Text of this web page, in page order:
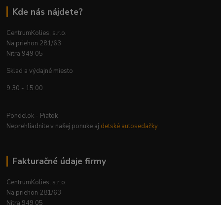
Kde nás nájdete?
CentrumKolies, s.r.o.
Na priehon 281/63
Nitra 949 05
Sklad a výdajné miesto
9.30 - 15.00
Pondelok - Piatok
Neprehliadnite v našej ponuke aj detské autosedačky
Fakturačné údaje firmy
CentrumKolies, s.r.o.
Na priehon 281/63
Nitra 949 05